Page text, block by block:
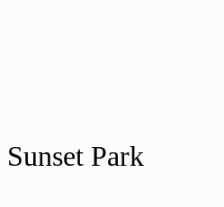
Sunset Park